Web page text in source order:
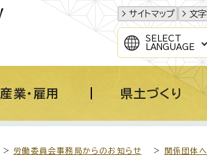
サイトマップ 文字
SELECT
LANGUAGE
産業・雇用 県土づくり
> 労働委員会事務局からのお知らせ > 関係団体